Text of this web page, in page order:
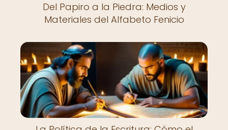
Del Papiro a la Piedra: Medios y
Materiales del Alfabeto Fenicio